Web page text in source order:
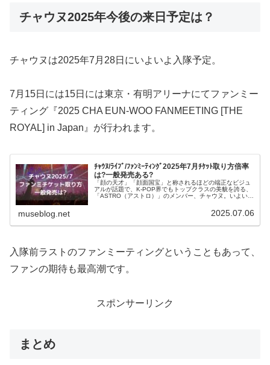
チャウヌ2025年今後の来日予定は？
チャウヌは2025年7月28日にいよいよ入隊予定。
7月15日には15日には東京・有明アリーナにてファンミー
ティング『2025 CHA EUN-WOO FANMEETING [THE
ROYAL] in Japan』が行われます。
ﾁｬｳﾇ/ﾗｲﾌﾞ/ﾌｧﾝﾐｰﾃｨﾝｸﾞ2025年7月ﾁｹｯﾄ取り方倍率
は?一般発売ある?
「顔の天才」「顔面国宝」と称されるほどの端正なビジュ
アルが話題で、K-POP界でもトップクラスの美貌を誇る、
「ASTRO（アストロ）」のメンバー、チャウヌ。いよいよ
museblog.net 2025.07.06
入隊前ラストのファンミーティングということもあって、
ファンの期待も最高潮です。
スポンサーリンク
まとめ